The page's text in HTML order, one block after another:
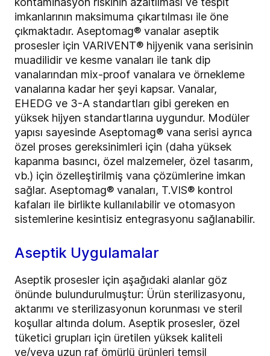
imkanlarının maksimuma çıkartılması ile öne
çıkmaktadır. Aseptomag® vanalar aseptik
prosesler için VARIVENT® hijyenik vana serisinin
muadilidir ve kesme vanaları ile tank dip
vanalarından mix-proof vanalara ve örnekleme
vanalarına kadar her şeyi kapsar. Vanalar,
EHEDG ve 3-A standartları gibi gereken en
yüksek hijyen standartlarına uygundur. Modüler
yapısı sayesinde Aseptomag® vana serisi ayrıca
özel proses gereksinimleri için (daha yüksek
kapanma basıncı, özel malzemeler, özel tasarım,
vb.) için özelleştirilmiş vana çözümlerine imkan
sağlar. Aseptomag® vanaları, T.VIS® kontrol
kafaları ile birlikte kullanılabilir ve otomasyon
sistemlerine kesintisiz entegrasyonu sağlanabilir.
Aseptik Uygulamalar
Aseptik prosesler için aşağıdaki alanlar göz
önünde bulundurulmuştur: Ürün sterilizasyonu,
aktarımı ve sterilizasyonun korunması ve steril
koşullar altında dolum. Aseptik prosesler, özel
tüketici grupları için üretilen yüksek kaliteli
ve/veya uzun raf ömürlü ürünleri temsil